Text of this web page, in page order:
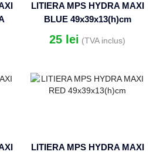
LITIERA MPS HYDRA MAXI
BLUE 49x39x13(h)cm
25 lei (TVA inclus)
LITIERA MPS HYDRA MAXI